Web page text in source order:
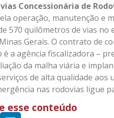
Concessionária de
operação, manutenção e
570 quilômetros de vias no
Gerais. O contrato de
é a agência fiscalizadora –
da malha viária e
de alta qualidade
nas rodovias ligue
esse conteúdo